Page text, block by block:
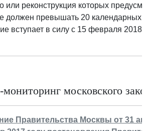
или реконструкция которых
должен превышать 20 календарных
вступает в силу с 15 февраля 2018 г.
московского
Правительства Москвы от 31